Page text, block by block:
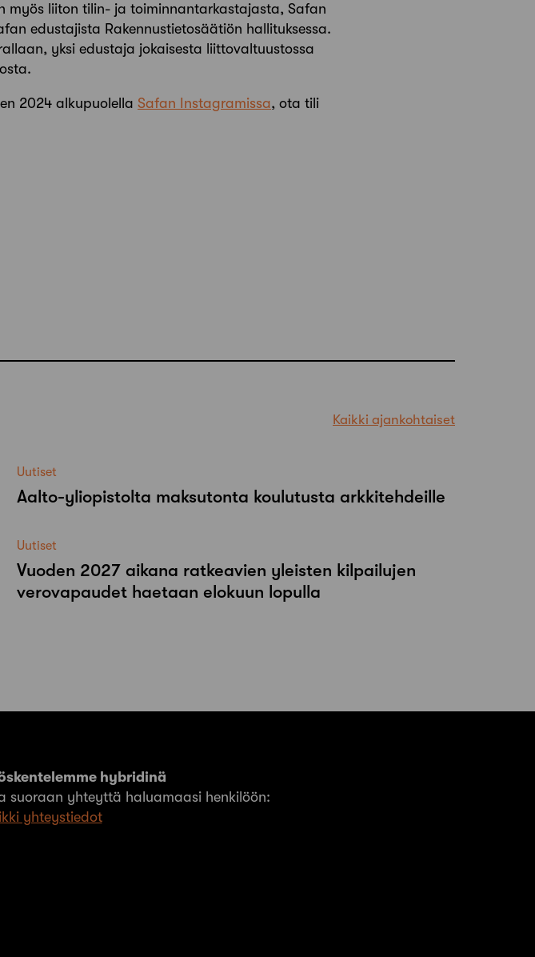
myös liiton tilin- ja toiminnantarkastajasta, Safan
edustajista Rakennustietosäätiön hallituksessa.
yksi edustaja jokaisesta liittovaltuustossa
2024 alkupuolella Safan Instagramissa, ota tili
Kaikki ajankohtaiset
Uutiset
Aalto-​yliopistolta maksutonta koulutusta arkkitehdeille
Uutiset
Vuoden 2027 aikana ratkeavien yleisten kilpailujen
verovapaudet haetaan elokuun lopulla
hybridinä
suoraan yhteyttä haluamaasi henkilöön:
yhteystiedot